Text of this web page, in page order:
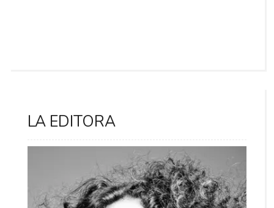
LA EDITORA